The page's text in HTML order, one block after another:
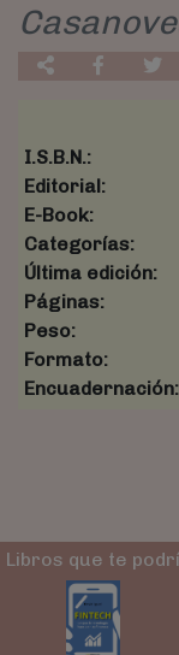
I.S.B.N.:
Editorial:
E-Book:
Categorías:
Última edición:
Páginas:
Peso:
Formato:
Encuadernación:
Libros que te